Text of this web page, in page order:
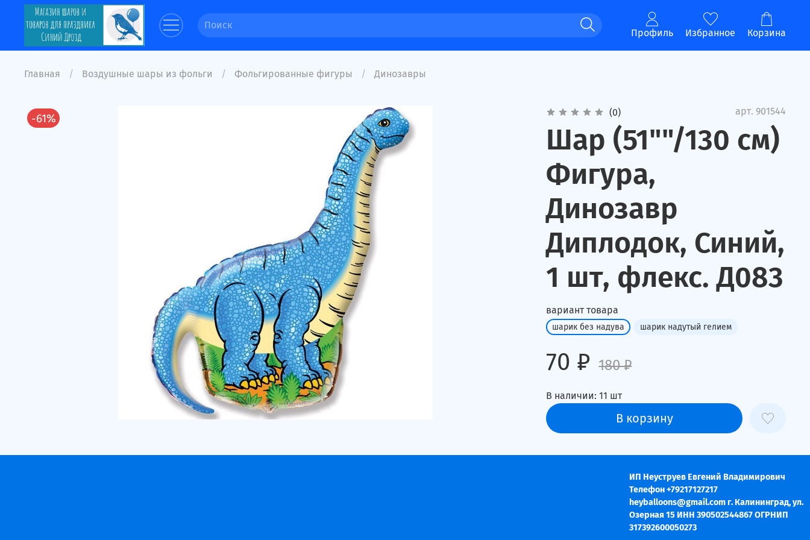
Профиль Избранное Корзина
Главная Воздушные шары из фольги Фольгированные фигуры Динозавры
-61% (0) арт. 901544
Шар (51""/130 см)
Фигура,
Динозавр
Диплодок, Синий,
1 шт, флекс. Д083
вариант товара
шарик без надува шарик надутый гелием
70 ₽ 180 ₽
В наличии: 11 шт
В корзину
ИП Неуструев Евгений Владимирович
Телефон +79217127217
heyballoons@gmail.com г. Калининград, ул.
Озерная 15 ИНН 390502544867 ОГРНИП
317392600050273